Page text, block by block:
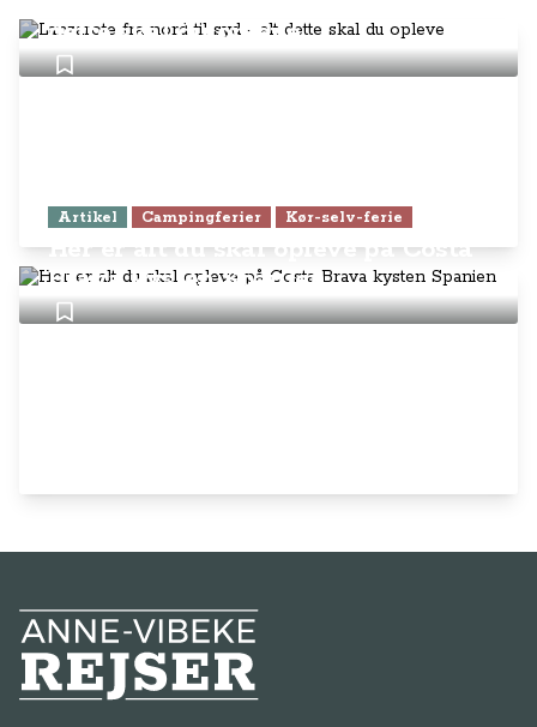
dette skal du opleve
Artikel Campingferier Kør-selv-ferie
Her er alt du skal opleve på Costa
Brava kysten Spanien
Anne-Vibeke Rejser